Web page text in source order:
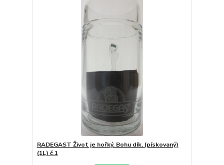
RADEGAST Život je hořký. Bohu dík. (pískovaný)
(1L) č.1